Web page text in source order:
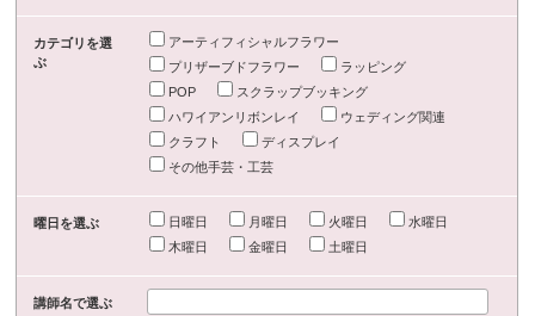
カテゴリを選
ぶ
アーティフィシャルフラワー
プリザーブドフラワー
ラッピング
POP
スクラップブッキング
ハワイアンリボンレイ
ウェディング関連
クラフト
ディスプレイ
その他手芸・工芸
曜日を選ぶ 日曜日 月曜日 火曜日
水曜日
木曜日
金曜日 土曜日
講師名で選ぶ